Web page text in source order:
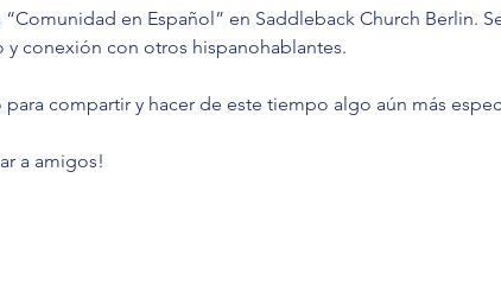
en Español” en Saddleback Church Berlin.
conexión con otros hispanohablantes.
compartir y hacer de este tiempo algo aún más
a amigos!